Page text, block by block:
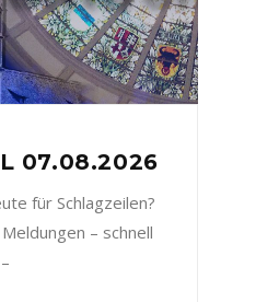
07.08.2026
für Schlagzeilen?
– schnell